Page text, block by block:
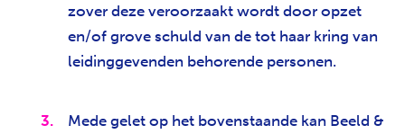
zover deze veroorzaakt wordt door opzet
en/of grove schuld van de tot haar kring van
leidinggevenden behorende personen.
Mede gelet op het bovenstaande kan Beeld &